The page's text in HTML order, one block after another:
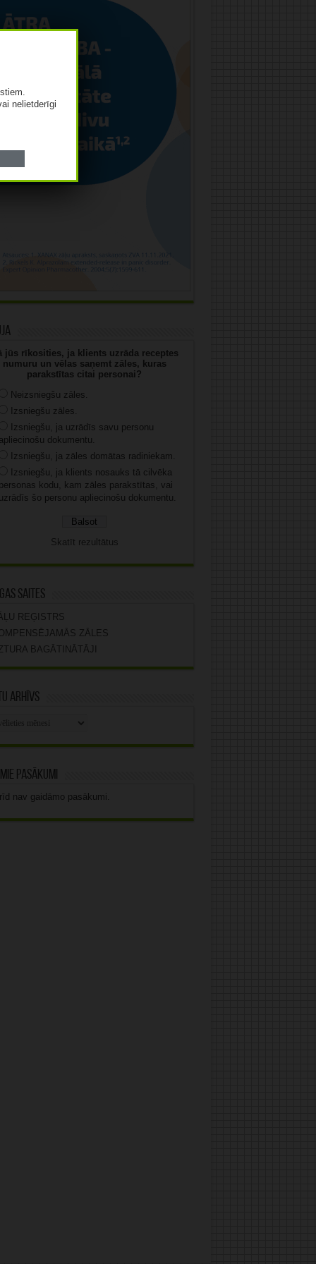
jūs rīkosities, ja klients uzrāda receptes
numuru un vēlas saņemt zāles, kuras
parakstītas citai personai?
Neizsniegšu zāles.
Izsniegšu zāles.
Izsniegšu, ja uzrādīs savu personu
dokumentu.
Izsniegšu, ja zāles domātas radiniekam.
Izsniegšu, ja klients nosauks tā cilvēka
kodu, kam zāles parakstītas, vai
šo personu apliecinošu dokumentu.
Skatīt rezultātus
saites
REĢISTRS
ZĀLES
BAGĀTINĀTĀJI
arhīvs
pasākumi
nav gaidāmo pasākumi.
nelietderīgi